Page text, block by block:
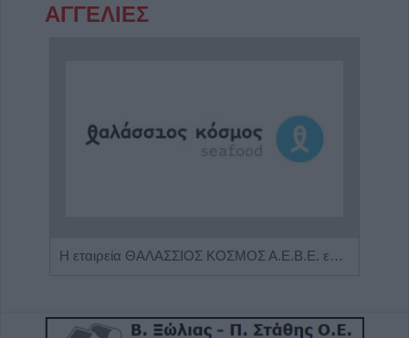
ΑΓΓΕΛΙΕΣ
Η εταιρεία ΘΑΛΑΣΣΙΟΣ ΚΟΣΜΟΣ Α.Ε.Β.Ε. επιθυμεί να προσλάβει Αποθηκάριο